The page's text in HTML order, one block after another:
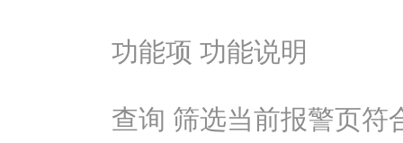
功能项 功能说明
查询 筛选当前报警页符